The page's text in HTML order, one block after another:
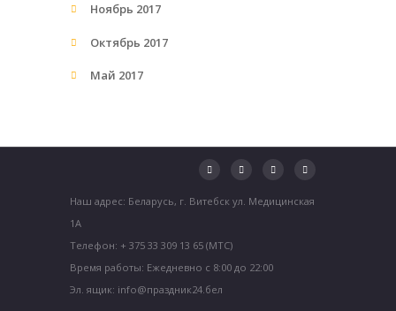
Ноябрь 2017
Октябрь 2017
Май 2017
Наш адрес: Беларусь, г. Витебск ул. Медицинская
1А
Телефон: + 375 33 309 13 65 (МТС)
Время работы: Ежедневно с 8:00 до 22:00
Эл. ящик: info@праздник24.бел